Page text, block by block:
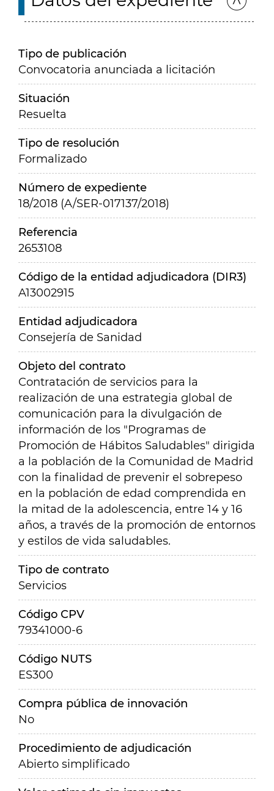
Tipo de publicación
Convocatoria anunciada a licitación
Situación
Resuelta
Tipo de resolución
Formalizado
Número de expediente
18/2018 (A/SER-017137/2018)
Referencia
2653108
Código de la entidad adjudicadora (DIR3)
A13002915
Entidad adjudicadora
Consejería de Sanidad
Objeto del contrato
Contratación de servicios para la
realización de una estrategia global de
comunicación para la divulgación de
información de los "Programas de
Promoción de Hábitos Saludables" dirigida
a la población de la Comunidad de Madrid
con la finalidad de prevenir el sobrepeso
en la población de edad comprendida en
la mitad de la adolescencia, entre 14 y 16
años, a través de la promoción de entornos
y estilos de vida saludables.
Tipo de contrato
Servicios
Código CPV
79341000-6
Código NUTS
ES300
Compra pública de innovación
No
Procedimiento de adjudicación
Abierto simplificado